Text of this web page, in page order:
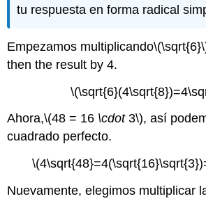
tu respuesta en forma radical
Empezamos multiplicando
then the result by 4.
Ahora,\(48 = 16 \cdot3\), así
cuadrado perfecto.
Nuevamente, elegimos multiplicar